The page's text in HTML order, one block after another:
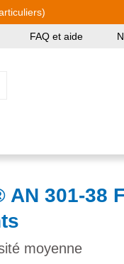
FAQ et aide
AN 301-38
moyenne